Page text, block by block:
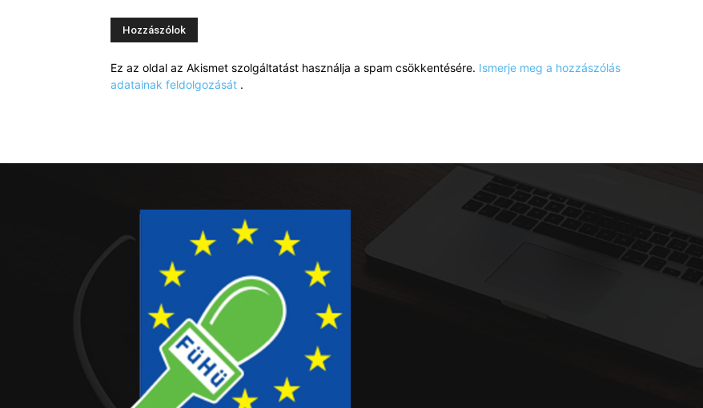
Ez az oldal az Akismet szolgáltatást használja a spam csökkentésére. Ismerje meg a hozzászólás
adatainak feldolgozását .